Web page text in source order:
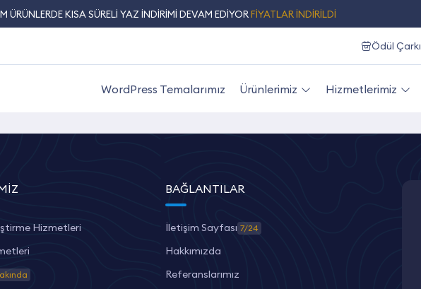
ÜRÜNLERDE KISA SÜRELİ YAZ İNDİRİMİ DEVAM EDİYORFİYATLAR İNDİRİLDİ
Ödül Çarkı
WordPress Temalarımız Ürünlerimiz Hizmetlerimiz
Hizmetleri
BAĞLANTILAR
İletişim Sayfası 7/24
Hakkımızda
Referanslarımız